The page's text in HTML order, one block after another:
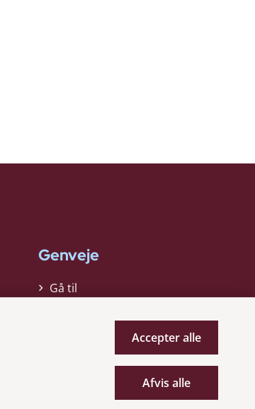
Genveje
Gå til
Accepter alle
Afvis alle